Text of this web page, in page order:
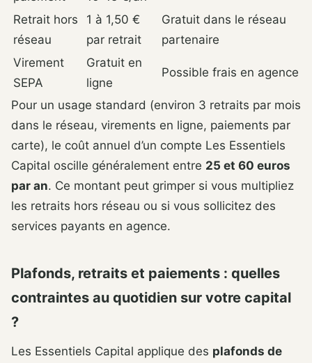
Retrait hors
réseau
1 à 1,50 €
par retrait
Gratuit dans le réseau
partenaire
Virement
SEPA
Gratuit en
ligne
Possible frais en agence
Pour un usage standard (environ 3 retraits par mois
dans le réseau, virements en ligne, paiements par
carte), le coût annuel d’un compte Les Essentiels
Capital oscille généralement entre 25 et 60 euros
par an. Ce montant peut grimper si vous multipliez
les retraits hors réseau ou si vous sollicitez des
services payants en agence.
Plafonds, retraits et paiements : quelles
contraintes au quotidien sur votre capital
?
Les Essentiels Capital applique des plafonds de